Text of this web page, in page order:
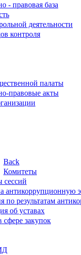
- правовая база
деятельности
контроля
палаты
правовые акты
Back
Комитеты
сессий
антикоррупционную
по результатам
об уставах
сфере закупок